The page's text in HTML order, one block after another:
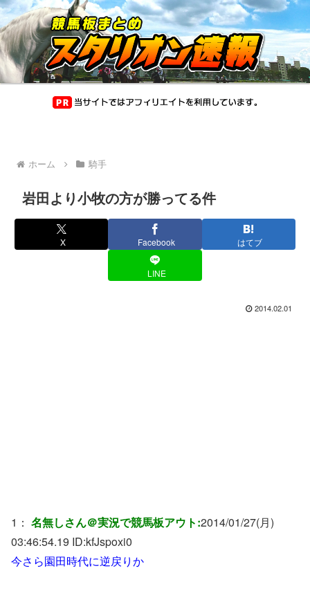
ホーム 騎手
岩田より小牧の方が勝ってる件
X Facebook はてブ
LINE
2014.02.01
1： 名無しさん＠実況で競馬板アウト:2014/01/27(月)
03:46:54.19 ID:kfJspoxi0
今さら園田時代に逆戻りか